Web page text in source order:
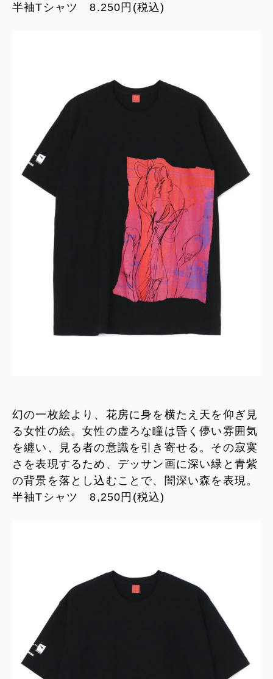
半袖Tシャツ 8.250円(税込)
幻の一枚絵より、花房に身を横たえ天を仰ぎ見
る女性の絵。女性の虚ろな瞳は昏く儚い雰囲気
を纏い、見る者の意識を引き寄せる。その寂寞
さを表現するため、デッサン画に深い緑と青紫
の背景を落とし込むことで、闇深い森を表現。
半袖Tシャツ 8,250円(税込)